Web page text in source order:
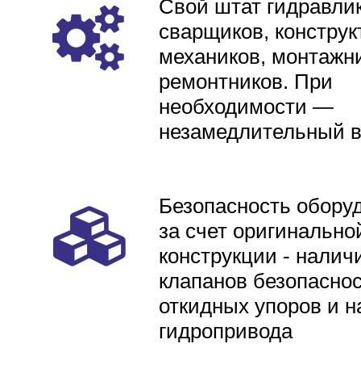
Свой штат
сварщиков,
механиков,
ремонтников. При
необходимости —
незамедлительный
Безопасность
за счет
конструкции -
клапанов
откидных упоров и
гидропривода